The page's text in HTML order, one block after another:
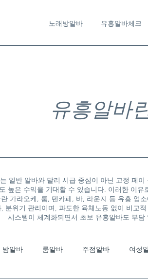
노래방알바 유흥알바체크
유흥알바
일반 알바와 달리 시급 중심이 아닌 고정 페
높은 수익을 기대할 수 있습니다. 이러한 이
가라오케, 룸, 텐카페, 바, 라운지 등 유흥 업
분위기 관리이며, 과도한 육체노동 없이 비교
시스템이 체계화되면서 초보 유흥알바도 부
밤알바 룸알바 주점알바 여성